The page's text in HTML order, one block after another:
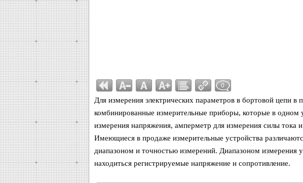
0
Для измерения электрических параметров в бортовой цепи
комбинированные измерительные приборы, которые в одном
измерения напряжения, амперметр для измерения силы тока
Имеющиеся в продаже измерительные устройства
диапазоном и точностью измерений. Диапазоном измерения
находиться регистрируемые напряжение и сопротивление.